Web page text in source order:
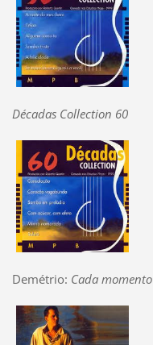
Décadas Collection 60
Demétrio: Cada momento